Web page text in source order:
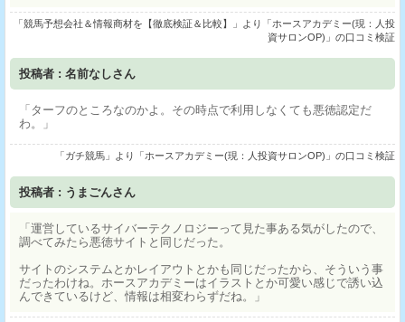
「競馬予想会社＆情報商材を【徹底検証＆比較】」より「ホースアカデミー(現：人投
資サロンOP)」の口コミ検証
投稿者 : 名前なしさん
「ターフのところなのかよ。その時点で利用しなくても悪徳認定だ
わ。」
「ガチ競馬」より「ホースアカデミー(現：人投資サロンOP)」の口コミ検証
投稿者 : うまごんさん
「運営しているサイバーテクノロジーって見た事ある気がしたので、
調べてみたら悪徳サイトと同じだった。
サイトのシステムとかレイアウトとかも同じだったから、そういう事
だったわけね。ホースアカデミーはイラストとか可愛い感じで誘い込
んできているけど、情報は相変わらずだね。」